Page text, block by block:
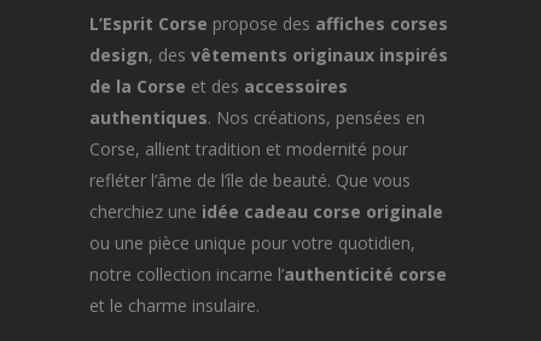
L’Esprit Corse propose des affiches corses
design, des vêtements originaux inspirés
de la Corse et des accessoires
authentiques. Nos créations, pensées en
Corse, allient tradition et modernité pour
refléter l’âme de l’île de beauté. Que vous
cherchiez une idée cadeau corse originale
ou une pièce unique pour votre quotidien,
notre collection incarne l’authenticité corse
et le charme insulaire.